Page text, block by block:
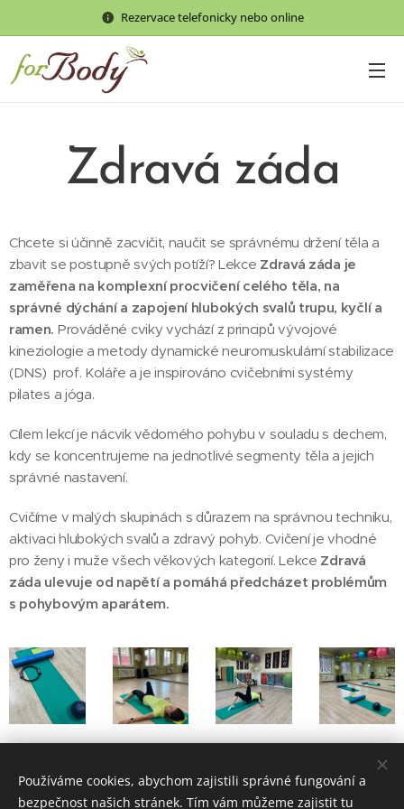
Rezervace telefonicky nebo online
Zdravá záda
Chcete si účinně zacvičit, naučit se správnému držení těla a
zbavit se postupně svých potíží? Lekce Zdravá záda je
zaměřena na komplexní procvičení celého těla, na
správné dýchání a zapojení hlubokých svalů trupu, kyčlí a
ramen. Prováděné cviky vychází z principů vývojové
kineziologie a metody dynamické neuromuskulární stabilizace
(DNS) prof. Koláře a je inspirováno cvičebními systémy
pilates a jóga.
Cílem lekcí je nácvik vědomého pohybu v souladu s dechem,
kdy se koncentrujeme na jednotlivé segmenty těla a jejich
správné nastavení.
Cvičíme v malých skupinách s důrazem na správnou techniku,
aktivaci hlubokých svalů a zdravý pohyb. Cvičení je vhodné
pro ženy i muže všech věkových kategorií. Lekce Zdravá
záda ulevuje od napětí a pomáhá předcházet problémům
s pohybovým aparátem.
Používáme cookies, abychom zajistili správné fungování a
bezpečnost našich stránek. Tím vám můžeme zajistit tu